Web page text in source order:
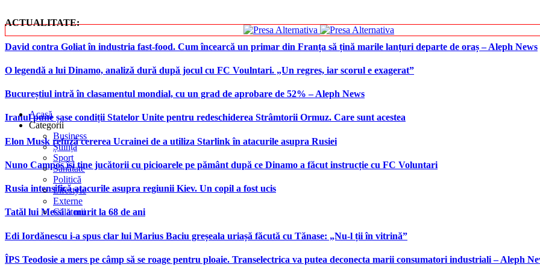
ACTUALITATE:
David contra Goliat în industria fast-food. Cum încearcă un primar din Franța să țină marile lanțuri departe de oraș – Aleph News
O legendă a lui Dinamo, analiză dură după jocul cu FC Voulntari. „Un regres, iar scorul e exagerat”
Bucureștiul intră în clasamentul mondial, cu un grad de aprobare de 52% – Aleph News
Iranul pune șase condiții Statelor Unite pentru redeschiderea Strâmtorii Ormuz. Care sunt acestea
Elon Musk refuză cererea Ucrainei de a utiliza Starlink în atacurile asupra Rusiei
Nuno Campos își ține jucătorii cu picioarele pe pământ după ce Dinamo a făcut instrucție cu FC Voluntari
Rusia intensifică atacurile asupra regiunii Kiev. Un copil a fost ucis
Tatăl lui Messi a murit la 68 de ani
Edi Iordănescu i-a spus clar lui Marius Baciu greșeala uriașă făcută cu Tănase: „Nu-l ții în vitrină”
ÎPS Teodosie a mers pe câmp să se roage pentru ploaie. Transelectrica va putea deconecta marii consumatori industriali – Aleph
Acasă
Categorii
Business
Știință
Sport
Sănătate
Politică
Lifestyle
Externe
Călătorii